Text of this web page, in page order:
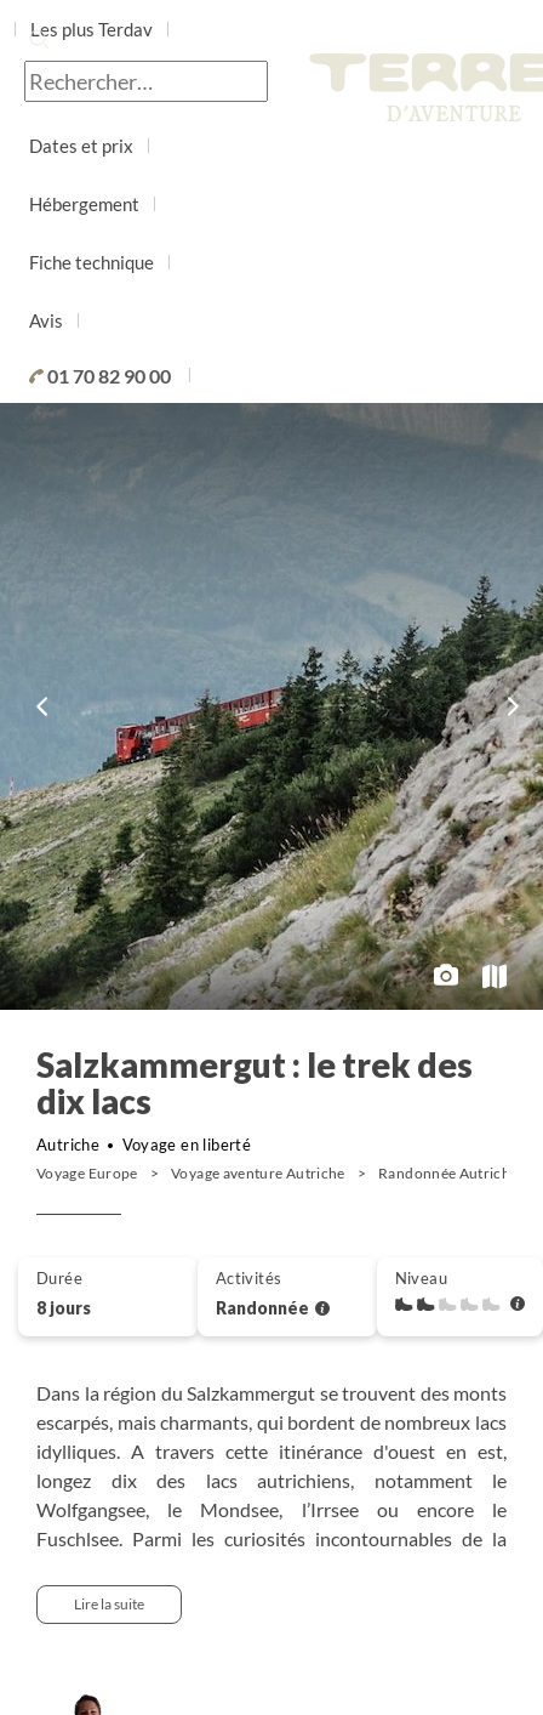
Les plus Terdav
Jour par jour
Dates et prix
Hébergement
Fiche technique
Avis
01 70 82 90 00
Salzkammergut : le trek des
dix lacs
Autriche Voyage en liberté
Voyage Europe Voyage aventure Autriche Randonnée Autriche
Dans la région du Salzkammergut se trouvent des monts
escarpés, mais charmants, qui bordent de nombreux lacs
idylliques. A travers cette itinérance d'ouest en est,
longez dix des lacs autrichiens, notamment le
Wolfgangsee, le Mondsee, l’Irrsee ou encore le
Fuschlsee. Parmi les curiosités incontournables de la
impériale de Bad Ischl ainsi que le site de Hallstatt, classé
au patrimoine mondial de l'UNESCO. Un séjour immersif
Lire la suite
Durée
8 jours
Activités
Randonnée
Niveau